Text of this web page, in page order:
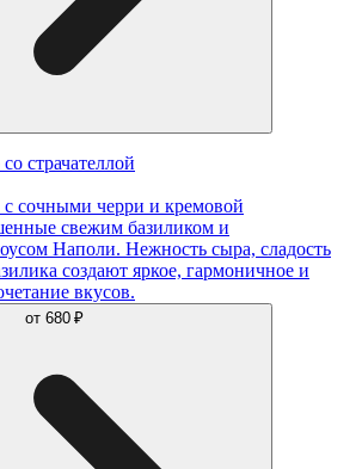
страчателлой
сочными черри и кремовой
свежим базиликом и
Наполи. Нежность сыра, сладость
создают яркое, гармоничное и
вкусов.
от 680 ₽